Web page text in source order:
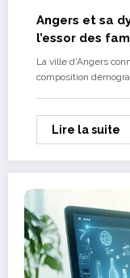
Angers et sa
l’essor des
La ville d'Angers
composition
Lire la suite